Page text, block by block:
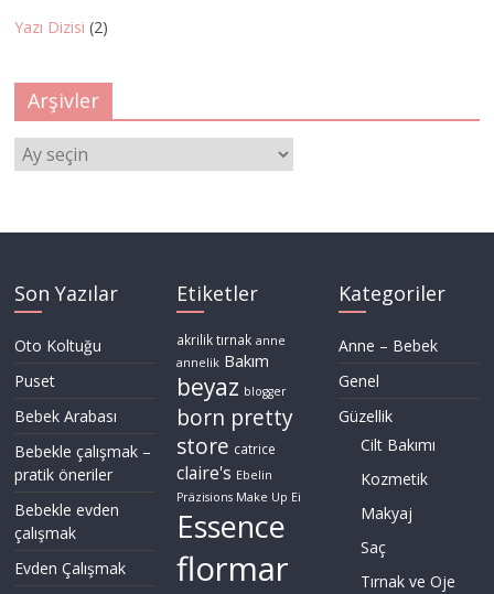
Yazı Dizisi (2)
Arşivler
Arşivler
Son Yazılar
Oto Koltuğu
Puset
Bebek Arabası
Bebekle çalışmak –
pratik öneriler
Bebekle evden
çalışmak
Evden Çalışmak
Etiketler
akrilik tırnak anne
annelik Bakım
beyaz blogger
born pretty
store catrice
claire's Ebelin
Präzisions Make Up Ei
Essence
flormar
Kategoriler
Anne – Bebek
Genel
Güzellik
Cilt Bakımı
Kozmetik
Makyaj
Saç
Tırnak ve Oje